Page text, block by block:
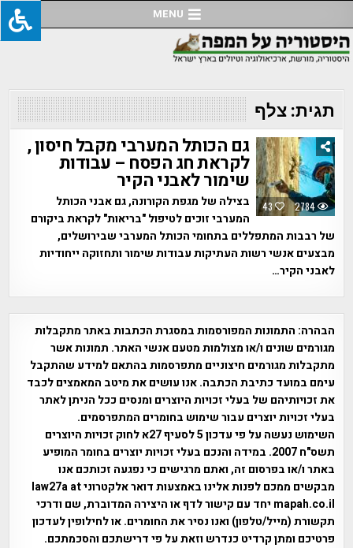
to
content
MENU
תגית:צלף
43 2784
גם הכותל המערבי מקבל חיסון ,
לקראת חג הפסח – עבודות
שימור לאבני הקיר
בצילה של מגפת הקורונה, גם אבני הכותל
המערבי זוכים לטיפול "בריאות" לקראת ביקורם
של רבבות המתפללים בתחומי הכותל המערבי שבירושלים,
מבצעים אנשי רשות העתיקות עבודות שימור ותחזוקה ייחודיות
לאבני הקיר…
הבהרה: התמונות המפורסמות במסגרת הכתבות באתר מתקבלות
מגורמים שונים ו/או מצולמות מטעם אנשי האתר. תמונות אשר
מתקבלות מגורמים חיצוניים מתפרסמות בהתאם למידע שהתקבל
עימם במועד כתיבת הכתבה. אנו עושים את מיטב המאמצים לכבד
את זכויותיהם של בעלי זכויות היוצרים ומנסים ככל הניתן לאתר
בעלי זכויות יוצרים עבור שימוש בחומרים המתפרסמים.
השימוש נעשה על פי עדכון 5 לסעיף 27א לחוק זכויות היוצרים
תשס"ח 2007. במידה והנכם בעלי זכויות יוצרים בחומר המופיע
באתר ו/או בפרסום זה, ואתם מרגישים כי נפגעה זכותכם אנו
מבקשים ממכם לפנות אלינו באמצעות דואר אלקטרוני law27a at
mapah.co.il יחד עם קישור לדף או היצירה המדוברת, שם ודרכי
תקשורת (מייל/טלפון) ואנו נסיר את החומרים. או לחילופין לעדכון
פרטיכם ומתן קרדיט כנדרש וזאת על פי דרישתכם והסכמתכם.